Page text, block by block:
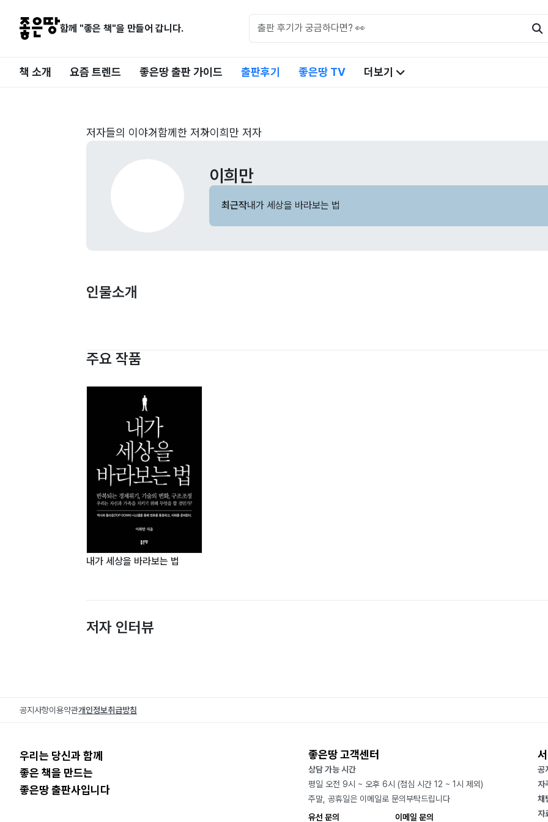
함께 "좋은 책"을 만들어 갑니다.
책 소개 요즘 트렌드 좋은땅 출판 가이드 출판후기 좋은땅 TV 더보기
저자들의 이야기 함께한 저자이희만 저자
이희만
최근작내가 세상을 바라보는 법
인물소개
주요 작품
내가 세상을 바라보는 법
저자 인터뷰
공지사항이용약관개인정보취급방침
우리는 당신과 함께
좋은 책을 만드는
좋은땅 출판사입니다
좋은땅 고객센터
상담 가능 시간
평일 오전 9시 ~ 오후 6시 (점심 시간 12 ~ 1시 제외)
주말, 공휴일은 이메일로 문의부탁드립니다
유선 문의
이메일 문의
공
자
채
자